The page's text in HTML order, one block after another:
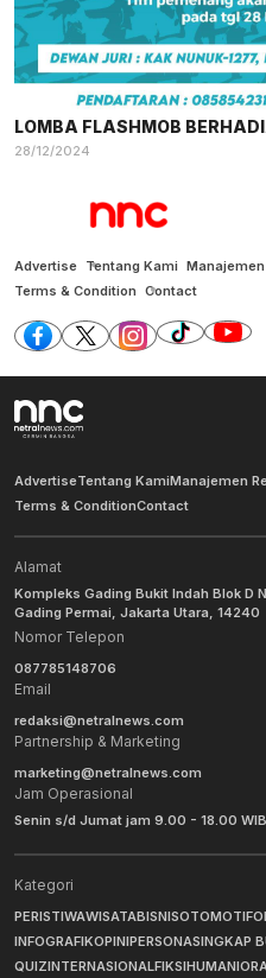
LOMBA FLASHMOB
28/12/2024
Advertise Tentang Kami
Terms & Condition Contact
AdvertiseTentang KamiManajemen
Terms & ConditionContact
Alamat
Kompleks Gading Bukit Indah Blok D
Gading Permai, Jakarta Utara, 14240
Nomor Telepon
087785148706
Email
redaksi@netralnews.com
Partnership & Marketing
marketing@netralnews.com
Jam Operasional
Senin s/d Jumat jam 9.00 - 18.00
Kategori
PERISTIWAWISATABISNISOTOMOTIF
INFOGRAFIKOPINIPERSONASINGKAP
QUIZINTERNASIONALFIKSI